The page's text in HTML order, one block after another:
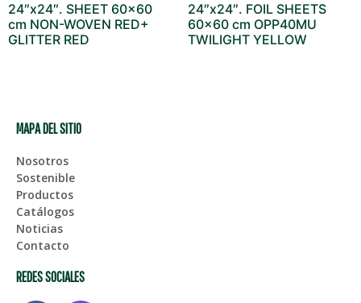
24″x24″. SHEET 60×60
cm NON-WOVEN RED+
GLITTER RED
24″x24″. FOIL SHEETS
60×60 cm OPP40MU
TWILIGHT YELLOW
MAPA DEL SITIO
Nosotros
Sostenible
Productos
Catálogos
Noticias
Contacto
REDES SOCIALES